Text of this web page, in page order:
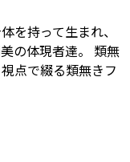
を持って生まれ、
の体現者達。 類無
点で綴る類無きフ